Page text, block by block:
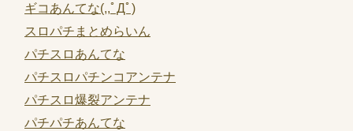
ギコあんてな(,,ﾟДﾟ)
スロパチまとめらいん
パチスロあんてな
パチスロパチンコアンテナ
パチスロ爆裂アンテナ
パチパチあんてな